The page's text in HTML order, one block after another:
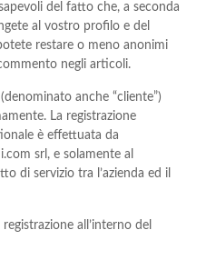
del fatto che, a seconda
al vostro profilo e del
restare o meno anonimi
negli articoli.
anche “cliente”)
La registrazione
è effettuata da
srl, e solamente al
di servizio tra l’azienda ed il
all’interno del